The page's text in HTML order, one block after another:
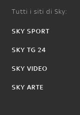
Tutti i siti di Sky:
SKY SPORT
SKY TG 24
SKY VIDEO
SKY ARTE